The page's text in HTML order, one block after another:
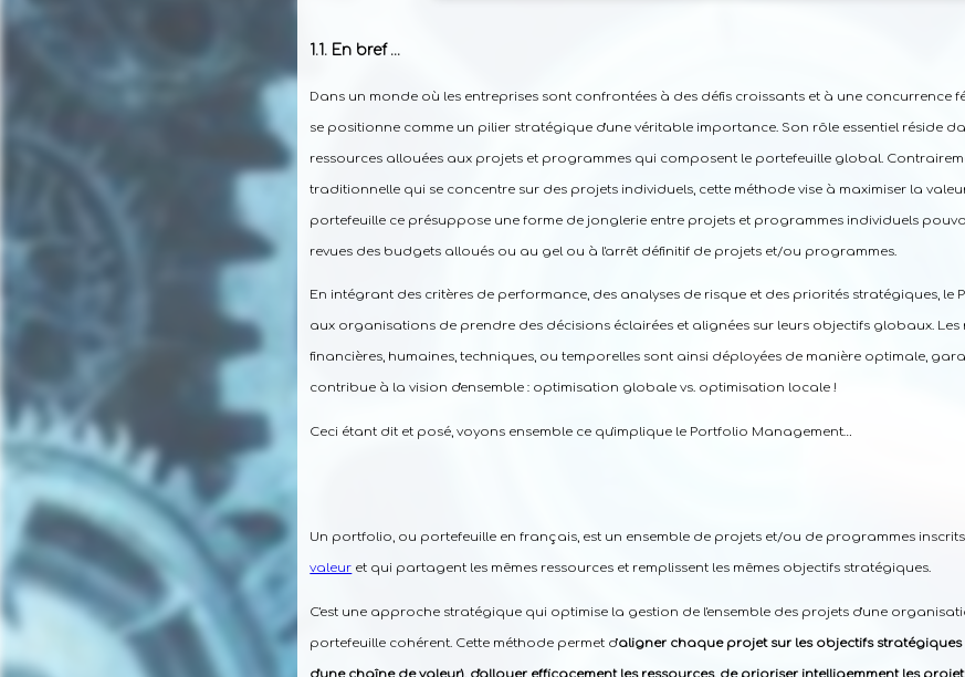
En bref …
Dans un monde où les entreprises sont confrontées à des défis croissants et à une concurrence
se positionne comme un pilier stratégique d'une véritable importance. Son rôle essentiel réside
ressources allouées aux projets et programmes qui composent le portefeuille global.
traditionnelle qui se concentre sur des projets individuels, cette méthode vise à maximiser la
portefeuille ce présuppose une forme de jonglerie entre projets et programmes individuels
revues des budgets alloués ou au gel ou à l'arrêt définitif de projets et/ou programmes.
En intégrant des critères de performance, des analyses de risque et des priorités stratégiques,
aux organisations de prendre des décisions éclairées et alignées sur leurs objectifs globaux. Les
financières, humaines, techniques, ou temporelles sont ainsi déployées de manière optimale,
contribue à la vision d'ensemble : optimisation globale vs. optimisation locale !
Ceci étant dit et posé, voyons ensemble ce qu'implique le Portfolio Management…
Un portfolio, ou portefeuille en français, est un ensemble de projets et/ou de programmes
valeur et qui partagent les mêmes ressources et remplissent les mêmes objectifs stratégiques.
C'est une approche stratégique qui optimise la gestion de l'ensemble des projets d'une
portefeuille cohérent. Cette méthode permet d'aligner chaque projet sur les objectifs stratégiques
d'une chaîne de valeur), d'allouer efficacement les ressources, de prioriser intelligemment les